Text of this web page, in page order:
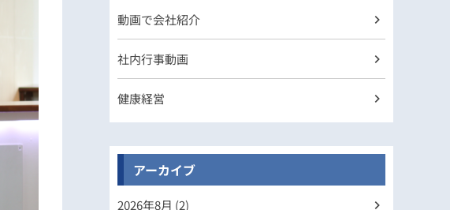
動画で会社紹介
社内行事動画
健康経営
アーカイブ
2026年8月 (2)